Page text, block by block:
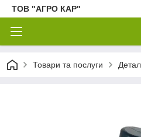
ТОВ "АГРО КАР"
Товари та послуги